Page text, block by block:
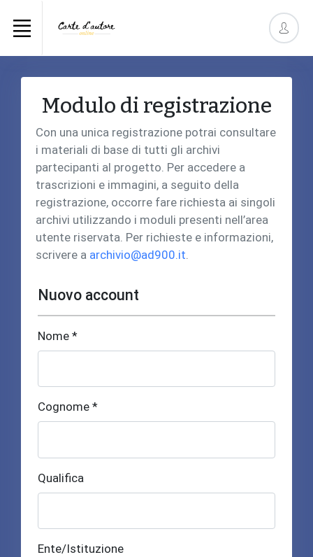
Modulo di registrazione
Con una unica registrazione potrai consultare
i materiali di base di tutti gli archivi
partecipanti al progetto. Per accedere a
trascrizioni e immagini, a seguito della
registrazione, occorre fare richiesta ai singoli
archivi utilizzando i moduli presenti nell’area
utente riservata. Per richieste e informazioni,
scrivere a archivio@ad900.it.
Nuovo account
Nome *
Cognome *
Qualifica
Ente/Istituzione